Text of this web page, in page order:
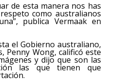
de esta manera nos has
como australianos
publica Vermaak en
el Gobierno australiano,
Penny Wong, calificó este
y dijo que son las
las que tienen que